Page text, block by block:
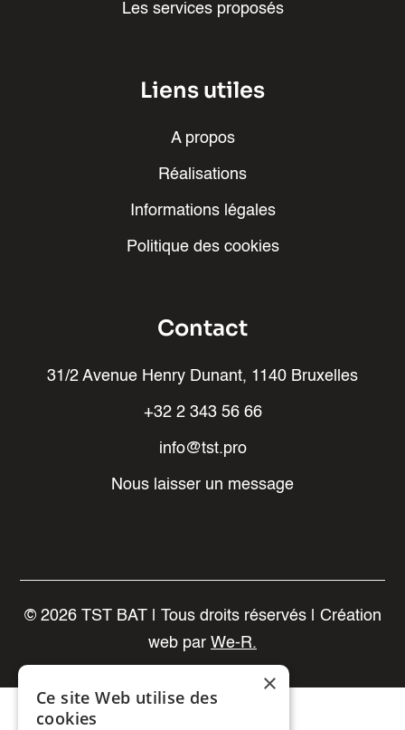
Les services proposés
Liens utiles
A propos
Réalisations
Informations légales
Politique des cookies
Contact
31/2 Avenue Henry Dunant, 1140 Bruxelles
+32 2 343 56 66
info@tst.pro
Nous laisser un message
© 2026TST BAT | Tous droits réservés | Création
web par We-R.
×
Ce site Web utilise des
cookies